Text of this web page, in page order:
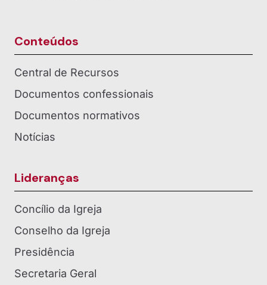
Conteúdos
Central de Recursos
Documentos confessionais
Documentos normativos
Notícias
Lideranças
Concílio da Igreja
Conselho da Igreja
Presidência
Secretaria Geral